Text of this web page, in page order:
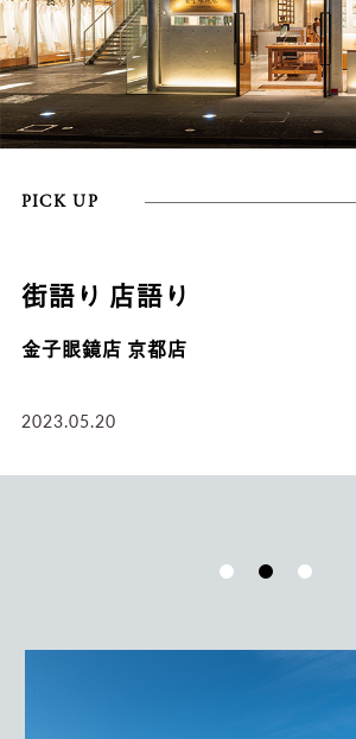
PICK UP
HISTORY-1
はじまりは最後列から。金